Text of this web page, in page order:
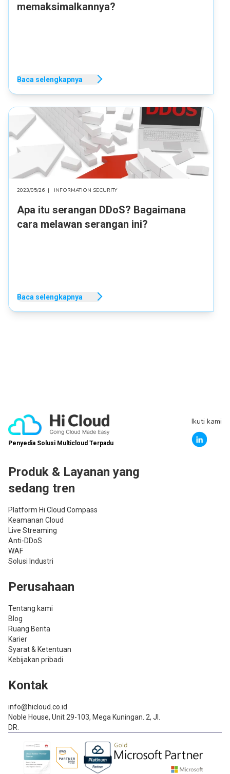
memaksimalkannya?
Baca selengkapnya
2023/05/26 | INFORMATION SECURITY
Apa itu serangan DDoS? Bagaimana
cara melawan serangan ini?
Baca selengkapnya
Penyedia Solusi Multicloud Terpadu
Ikuti kami
Produk & Layanan yang
sedang tren
Platform Hi Cloud Compass
Keamanan Cloud
Live Streaming
Anti-DDoS
WAF
Solusi Industri
Perusahaan
Tentang kami
Blog
Ruang Berita
Karier
Syarat & Ketentuan
Kebijakan pribadi
Kontak
info@hicloud.co.id
Noble House, Unit 29-103, Mega Kuningan. 2, Jl.
DR.